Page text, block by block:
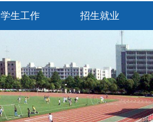
学生工作 招生就业